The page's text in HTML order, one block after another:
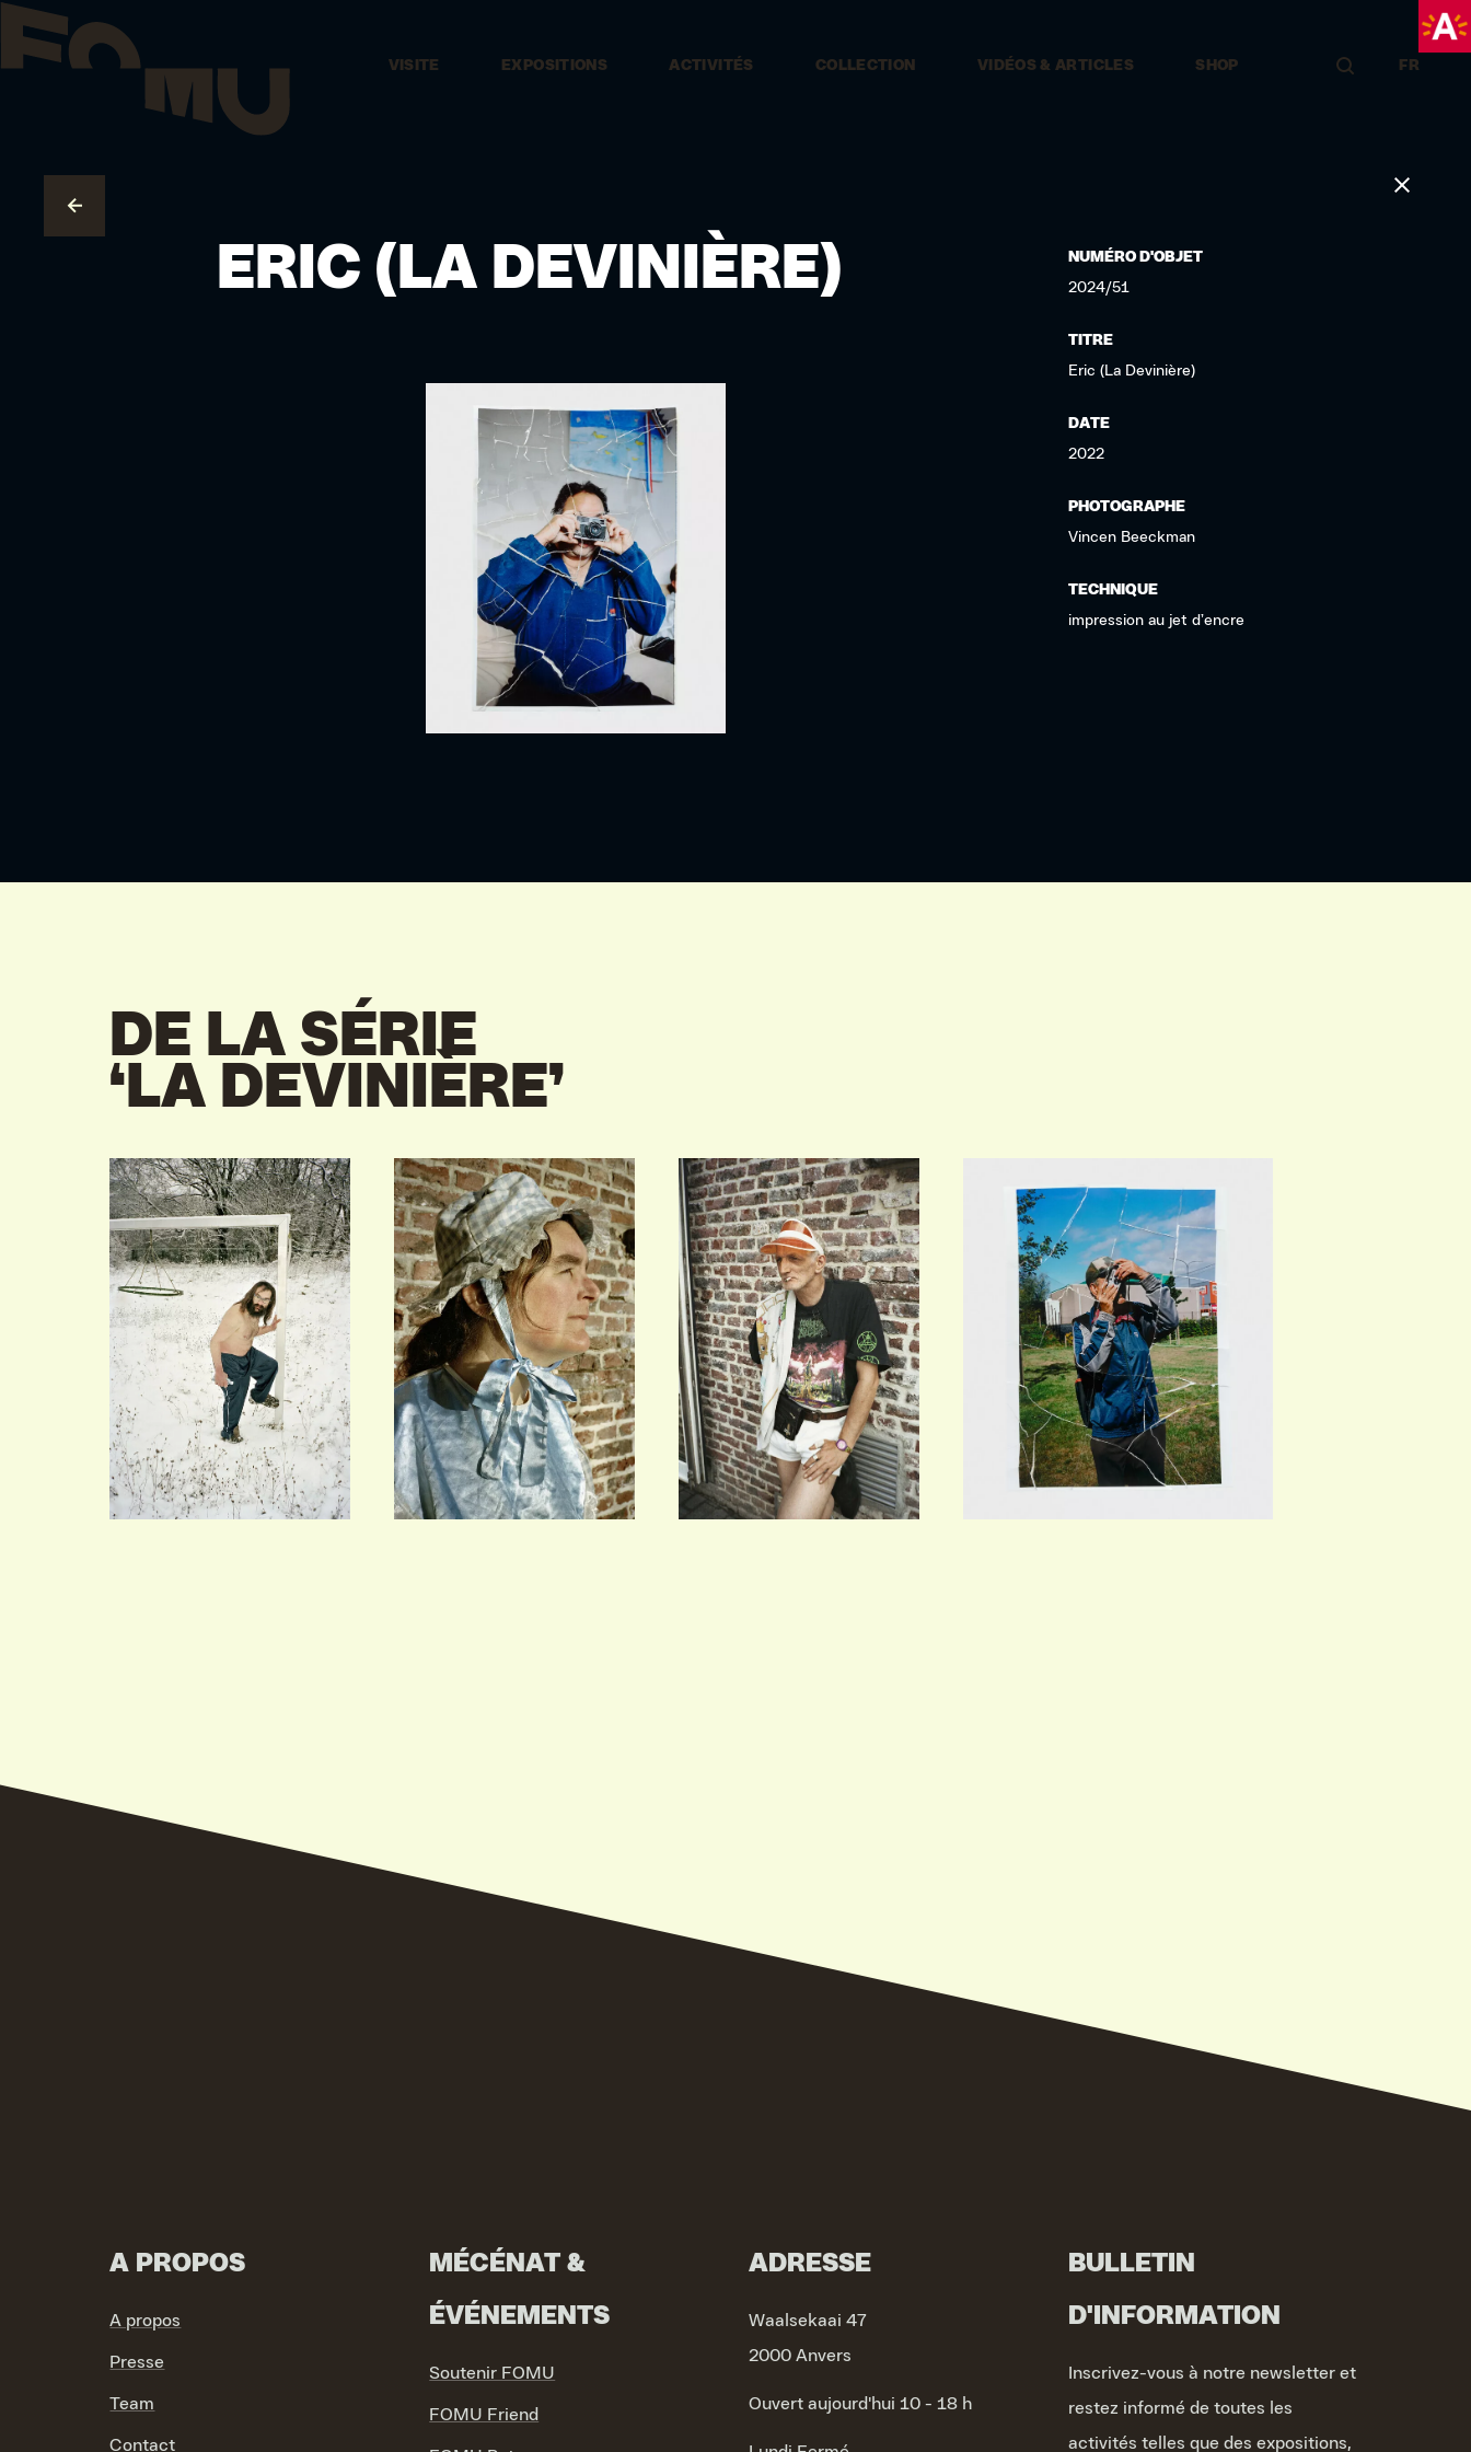
VISITE EXPOSITIONS ACTIVITÉS COLLECTION VIDÉOS & ARTICLES SHOP FR
ERIC (LA DEVINIÈRE)
NUMÉRO D'OBJET
2024/51
TITRE
Eric (La Devinière)
DATE
2022
PHOTOGRAPHE
Vincen Beeckman
TECHNIQUE
impression au jet d’encre
DE LA SÉRIE
‘LA DEVINIÈRE’
A PROPOS
A propos
Presse
Team
Contact
MÉCÉNAT &
ÉVÉNEMENTS
Soutenir FOMU
FOMU Friend
ADRESSE
Waalsekaai 47
2000 Anvers
Ouvert aujourd'hui 10 - 18 h
BULLETIN
D'INFORMATION
Inscrivez-vous à notre newsletter et
restez informé de toutes les
activités telles que des expositions,
VIND EXPO’S, ACTIVITEITEN & INFORMATIE